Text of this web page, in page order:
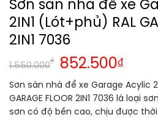
Sơn sàn nhà để xe
2IN1 (Lót+phủ) RAL
2IN1 7036
1.550.000
₫ 852.500₫
Sơn sàn nhà để xe Garage Acylic
GARAGE FLOOR 2IN1 7036 là loại
sơn có độ bền cao, chịu được